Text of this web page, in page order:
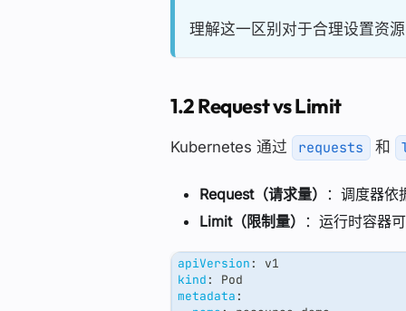
理解这一区别对于合理设置资
1.2 Request vs Limit
Kubernetes 通过 requests 和
Request（请求量）
：调度器依
Limit（限制量）
：运行时容器
apiVersion :
v1
kind :
Pod
metadata :